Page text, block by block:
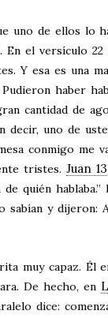
uno de ellos lo
En el versículo
Y esa es una
haber
cantidad de
decir, uno de
conmigo me
tristes. Juan
de quién
sabían y dijeron:
muy capaz. Él
De hecho, en
dice: